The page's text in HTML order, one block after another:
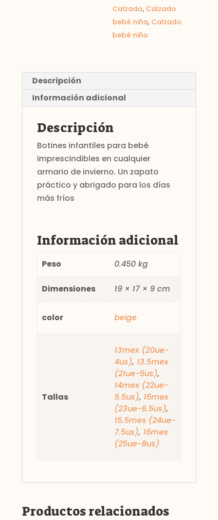
Calzado, Calzado
bebé niña, Calzado
bebé niño
Descripción
Información adicional
Descripción
Botines infantiles para bebé
imprescindibles en cualquier
armario de invierno. Un zapato
práctico y abrigado para los días
más fríos
Información adicional
Peso 0.450 kg
Dimensiones 19 × 17 × 9 cm
color beige
Tallas
13mex (20ue-
4us), 13.5mex
(21ue-5us),
14mex (22ue-
5.5us), 15mex
(23ue-6.5us),
15.5mex (24ue-
7.5us), 16mex
(25ue-8us)
Productos relacionados